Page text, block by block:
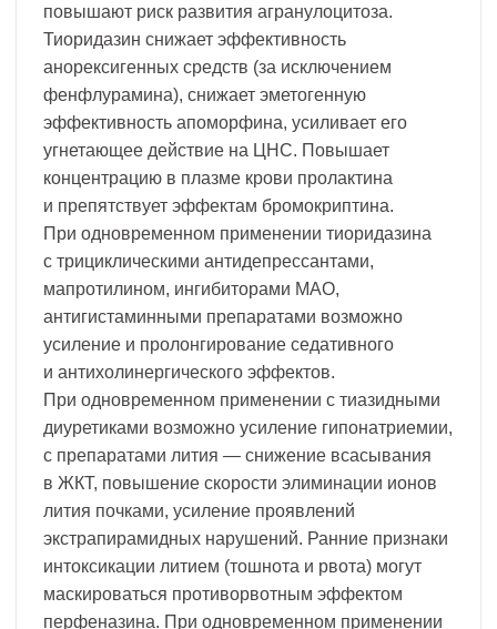
повышают риск развития агранулоцитоза.
Тиоридазин снижает эффективность
анорексигенных средств (за исключением
фенфлурамина), снижает эметогенную
эффективность апоморфина, усиливает его
угнетающее действие на ЦНС. Повышает
концентрацию в плазме крови пролактина
и препятствует эффектам бромокриптина.
При одновременном применении тиоридазина
с трициклическими антидепрессантами,
мапротилином, ингибиторами МАО,
антигистаминными препаратами возможно
усиление и пролонгирование седативного
и антихолинергического эффектов.
При одновременном применении с тиазидными
диуретиками возможно усиление гипонатриемии,
с препаратами лития — снижение всасывания
в ЖКТ, повышение скорости элиминации ионов
лития почками, усиление проявлений
экстрапирамидных нарушений. Ранние признаки
интоксикации литием (тошнота и рвота) могут
маскироваться противорвотным эффектом
перфеназина. При одновременном применении